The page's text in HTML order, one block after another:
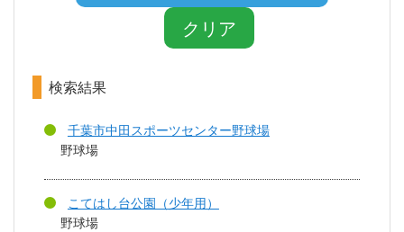
クリア
検索結果
千葉市中田スポーツセンター野球場
野球場
こてはし台公園（少年用）
野球場